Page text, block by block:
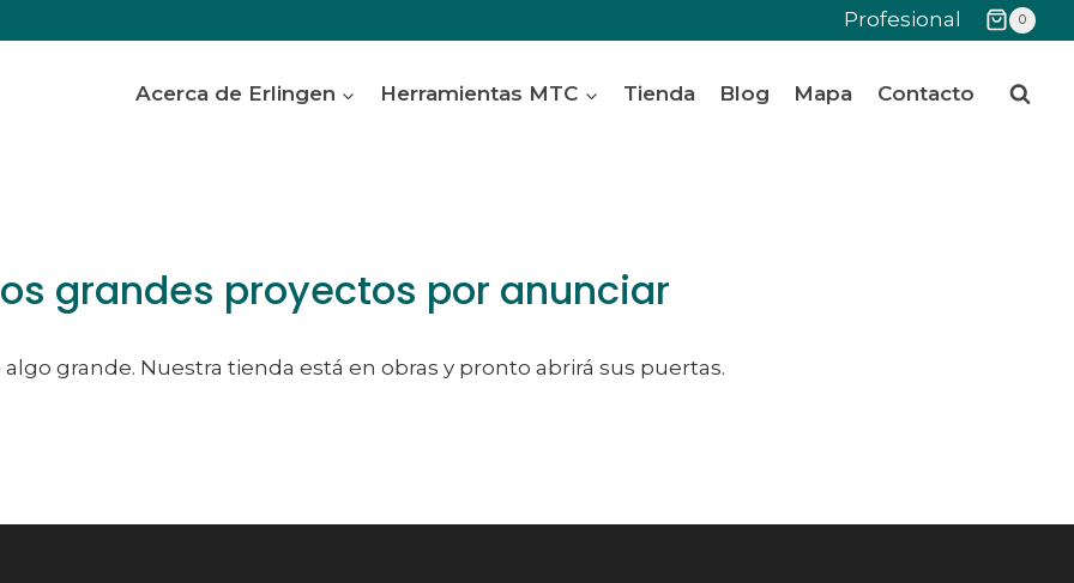
Profesional 0
Acerca de Erlingen Herramientas MTC Tienda Blog Mapa Contacto
grandes proyectos por anunciar
grande. Nuestra tienda está en obras y pronto abrirá sus puertas.